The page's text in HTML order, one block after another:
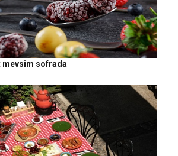
mevsim sofrada